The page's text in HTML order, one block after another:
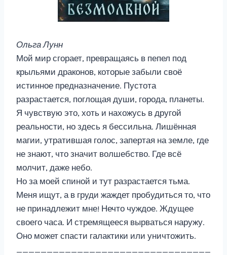
Ольга Лунн
Мой мир сгорает, превращаясь в пепел под
крыльями драконов, которые забыли своё
истинное предназначение. Пустота
разрастается, поглощая души, города, планеты.
Я чувствую это, хоть и нахожусь в другой
реальности, но здесь я бессильна. Лишённая
магии, утратившая голос, запертая на земле, где
не знают, что значит волшебство. Где всё
молчит, даже небо.
Но за моей спиной и тут разрастается тьма.
Меня ищут, а в груди жаждет пробудиться то, что
не принадлежит мне! Нечто чуждое. Ждущее
своего часа. И стремящееся вырваться наружу.
Оно может спасти галактики или уничтожить.
________________________________